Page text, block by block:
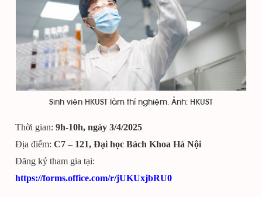
Sinh viên HKUST làm thí nghiệm. Ảnh: HKUST
Thời gian: 9h-10h, ngày 3/4/2025
Địa điểm: C7 – 121, Đại học Bách Khoa Hà Nội
Đăng ký tham gia tại:
https://forms.office.com/r/jUKUxjbRU0